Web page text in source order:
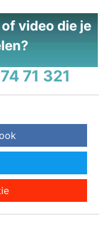
video die je
71 321